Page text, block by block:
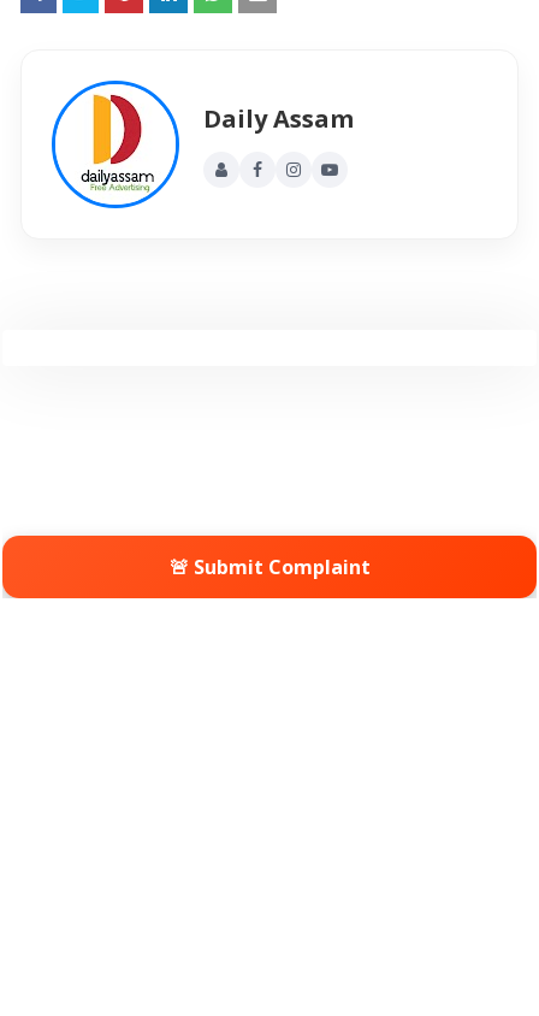
Daily Assam
🚨 Submit Complaint